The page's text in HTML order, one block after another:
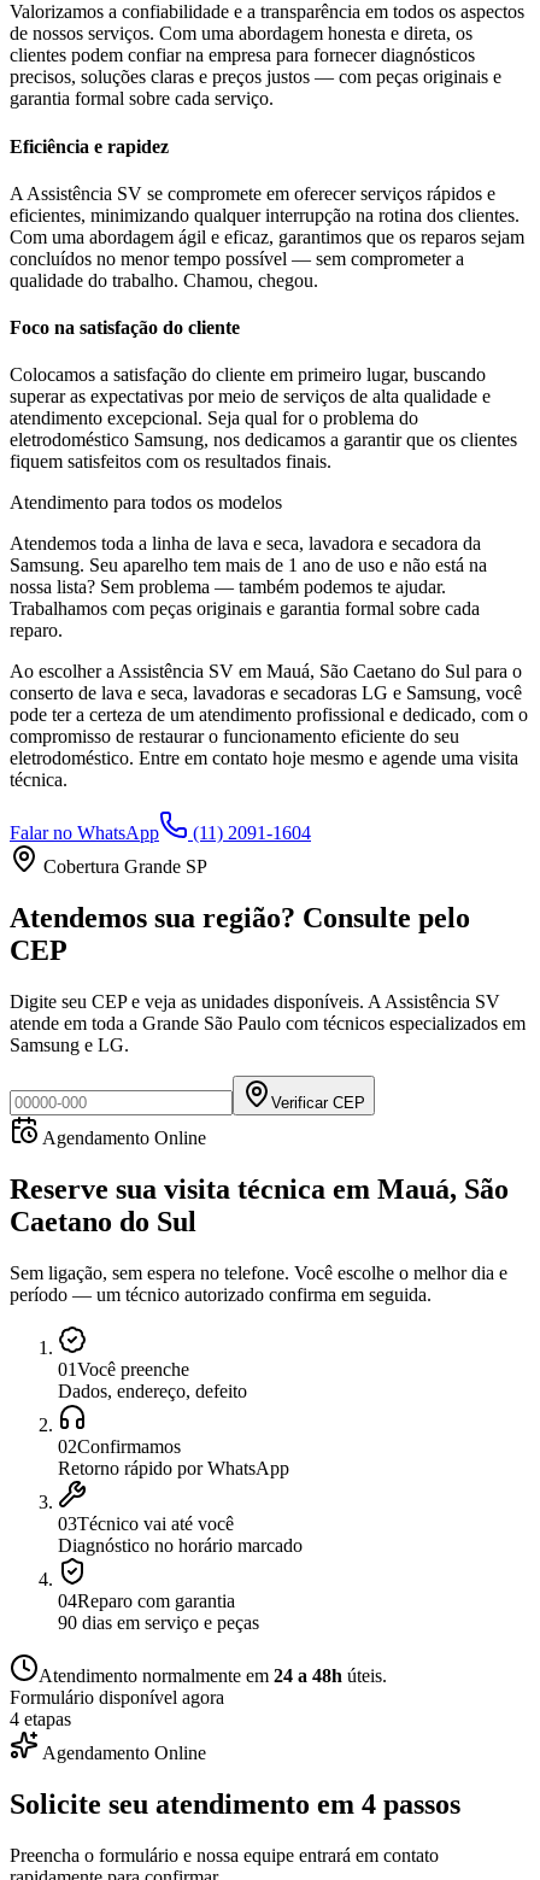
Valorizamos a confiabilidade e a transparência em todos os aspectos
de nossos serviços. Com uma abordagem honesta e direta, os
clientes podem confiar na empresa para fornecer diagnósticos
precisos, soluções claras e preços justos — com peças originais e
garantia formal sobre cada serviço.
Eficiência e rapidez
A Assistência SV se compromete em oferecer serviços rápidos e
eficientes, minimizando qualquer interrupção na rotina dos clientes.
Com uma abordagem ágil e eficaz, garantimos que os reparos sejam
concluídos no menor tempo possível — sem comprometer a
qualidade do trabalho. Chamou, chegou.
Foco na satisfação do cliente
Colocamos a satisfação do cliente em primeiro lugar, buscando
superar as expectativas por meio de serviços de alta qualidade e
atendimento excepcional. Seja qual for o problema do
eletrodoméstico Samsung, nos dedicamos a garantir que os clientes
fiquem satisfeitos com os resultados finais.
Atendimento para todos os modelos
Atendemos toda a linha de lava e seca, lavadora e secadora da
Samsung. Seu aparelho tem mais de 1 ano de uso e não está na
nossa lista? Sem problema — também podemos te ajudar.
Trabalhamos com peças originais e garantia formal sobre cada
reparo.
Ao escolher a Assistência SV em Mauá, São Caetano do Sul para o
conserto de lava e seca, lavadoras e secadoras LG e Samsung, você
pode ter a certeza de um atendimento profissional e dedicado, com o
compromisso de restaurar o funcionamento eficiente do seu
eletrodoméstico. Entre em contato hoje mesmo e agende uma visita
técnica.
Falar no WhatsApp
(11) 2091-1604
Cobertura Grande SP
Atendemos sua região? Consulte pelo
CEP
Digite seu CEP e veja as unidades disponíveis. A Assistência SV
atende em toda a Grande São Paulo com técnicos especializados em
Samsung e LG.
Verificar CEP
Agendamento Online
Reserve sua visita técnica em Mauá, São
Caetano do Sul
Sem ligação, sem espera no telefone. Você escolhe o melhor dia e
período — um técnico autorizado confirma em seguida.
01Você preenche
Dados, endereço, defeito
02Confirmamos
Retorno rápido por WhatsApp
03Técnico vai até você
Diagnóstico no horário marcado
04Reparo com garantia
90 dias em serviço e peças
Atendimento normalmente em 24 a 48h úteis.
Formulário disponível agora
4 etapas
Agendamento Online
Solicite seu atendimento em 4 passos
Preencha o formulário e nossa equipe entrará em contato